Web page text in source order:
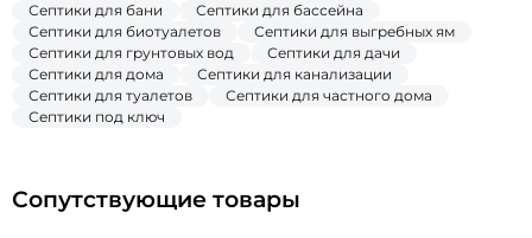
Септики для бани
Септики для бассейна
Септики для биотуалетов
Септики для выгребных ям
Септики для грунтовых вод
Септики для дачи
Септики для дома
Септики для канализации
Септики для туалетов
Септики для частного дома
Септики под ключ
Сопутствующие товары